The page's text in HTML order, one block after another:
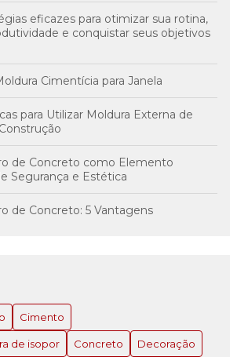
eficazes para otimizar sua rotina,
e conquistar seus objetivos
Cimentícia para Janela
para Utilizar Moldura Externa de
de Concreto como Elemento
Segurança e Estética
de Concreto: 5 Vantagens
de Concreto: Como Escolher e
Sua Propriedade
de Concreto: Como Escolher e
Cimento
de isopor Concreto Decoração